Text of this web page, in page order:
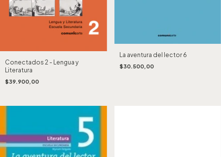
Conectados 2 - Lengua y
Literatura
$39.900,00
La aventura del lector 6
$30.500,00